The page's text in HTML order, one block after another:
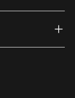
link) link)
(external